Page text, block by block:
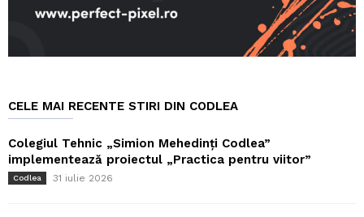
CELE MAI RECENTE STIRI DIN CODLEA
Colegiul Tehnic „Simion Mehedinți Codlea”
implementează proiectul „Practica pentru viitor”
Codlea 31 iulie 2026